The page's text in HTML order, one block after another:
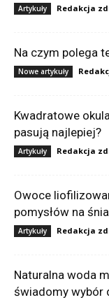
Artykuły Redakcja
Na czym polega
Nowe artykuły
Kwadratowe
pasują najlepiej?
Artykuły Redakcja
Owoce
pomysłów na
Artykuły Redakcja
Naturalna woda
świadomy wybór